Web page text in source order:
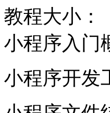
教程大小
小程序入门
小程序开发